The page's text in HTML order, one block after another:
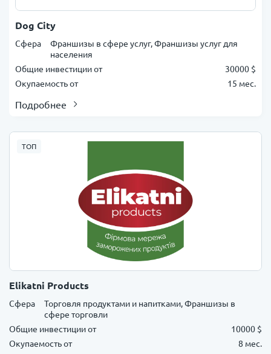
Dog City
Сфера
Франшизы в сфере услуг, Франшизы услуг для
населения
Общие инвестиции от
30000 $
Окупаемость от
15 мес.
Подробнее
ТОП
Elikatni Products
Сфера
Торговля продуктами и напитками, Франшизы в
сфере торговли
Общие инвестиции от
10000 $
Окупаемость от
8 мес.